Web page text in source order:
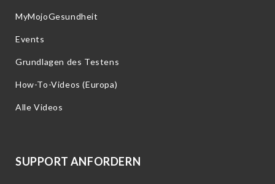
MyMojoGesundheit
Events
Grundlagen des Testens
How-To-Videos (Europa)
Alle Videos
SUPPORT ANFORDERN